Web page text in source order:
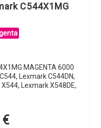
C544X1MG
MAGENTA 6000
Lexmark C544DN,
Lexmark X548DE,
€